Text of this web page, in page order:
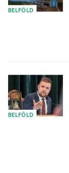
BELFÖLD
BELFÖLD